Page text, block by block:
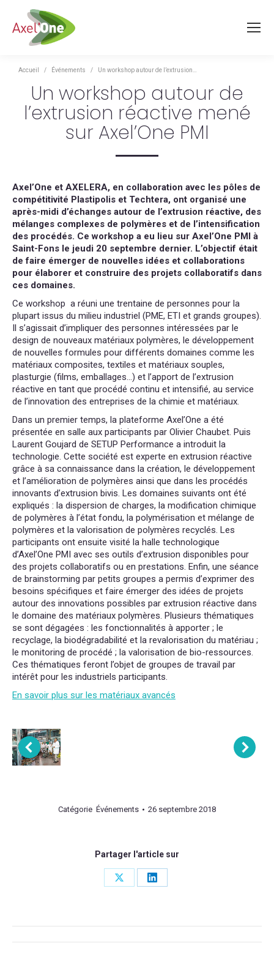
Vous êtes ici :
Accueil Événements Un workshop autour de l’extrusion…
Un workshop autour de
l’extrusion réactive mené
sur Axel’One PMI
Axel’One et AXELERA, en collaboration avec les pôles de
compétitivité Plastipolis et Techtera, ont organisé une
après-midi d’échanges autour de l’extrusion réactive, des
mélanges complexes de polymères et de l’intensification
des procédés. Ce workshop a eu lieu sur Axel’One PMI à
Saint-Fons le jeudi 20 septembre dernier. L’objectif était
de faire émerger de nouvelles idées et collaborations
pour élaborer et construire des projets collaboratifs dans
ces domaines.
Ce workshop a réuni une trentaine de personnes pour la
plupart issus du milieu industriel (PME, ETI et grands groupes).
Il s’agissait d’impliquer des personnes intéressées par le
design de nouveaux matériaux polymères, le développement
de nouvelles formules pour différents domaines comme les
matériaux composites, textiles et matériaux souples,
plasturgie (films, emballages…) et l’apport de l’extrusion
réactive en tant que procédé continu et intensifié, au service
de l’innovation des entreprises de la chimie et matériaux.
Dans un premier temps, la plateforme Axel’One a été
présentée en salle aux participants par Olivier Chaubet. Puis
Laurent Goujard de SETUP Performance a introduit la
technologie. Cette société est experte en extrusion réactive
grâce à sa connaissance dans la création, le développement
et l’amélioration de polymères ainsi que dans les procédés
innovants d’extrusion bivis. Les domaines suivants ont été
expliqués : la dispersion de charges, la modification chimique
de polymères à l’état fondu, la polymérisation et mélange de
polymères et la valorisation de polymères recyclés. Les
participants ont ensuite visité la halle technologique
d’Axel’One PMI avec ses outils d’extrusion disponibles pour
des projets collaboratifs ou en prestations. Enfin, une séance
de brainstorming par petits groupes a permis d’exprimer des
besoins spécifiques et faire émerger des idées de projets
autour des innovations possibles par extrusion réactive dans
le domaine des matériaux polymères. Plusieurs thématiques
se sont dégagées : les fonctionnalités à apporter ; le
recyclage, la biodégradabilité et la revalorisation du matériau ;
le monitoring de procédé ; la valorisation de bio-ressources.
Ces thématiques feront l’objet de groupes de travail par
intérêt pour les industriels participants.
En savoir plus sur les matériaux avancés
Catégorie Événements 26 septembre 2018
Partager l'article sur
Share
Share
NAVIGATION